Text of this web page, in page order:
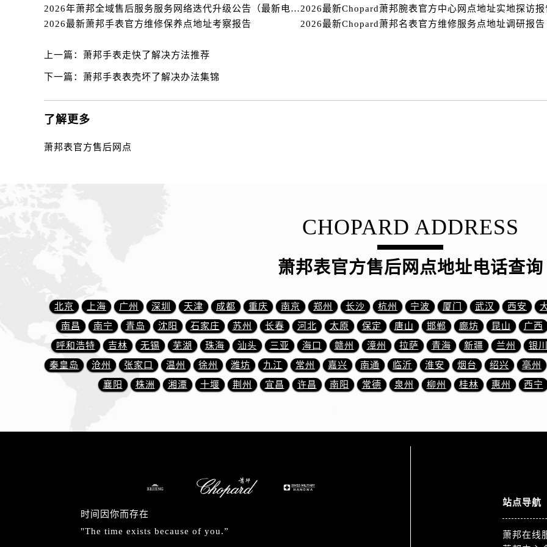
内蒙古自治区乌海市海勃湾区人民南路萧邦售后服务中心（需提前预约）
内蒙古自治区乌兰察布市集宁区恩和大街萧邦售后服务中心（需提前预约）
内蒙古自治区兴安盟市乌兰浩特市兴安大街萧邦售后服务中心（需提前预约）
山西省大同市平城区迎宾街萧邦售后服务中心（需提前预约）
山西省吕梁市离石区永宁中路与建设街交叉口萧邦售后服务中心（需提前预约）
山西省长治市潞州区英雄中路萧邦售后服务中心（需提前预约）
山西省太原市迎泽区迎泽街道解放路15号亨得利名表维修授权店3楼萧邦售后服务中心（需提前预约
天津市和平区赤峰道136号天津国际金融中心26层2603室萧邦售后服务中心（需提前预约）
安徽省安庆市迎江区人民路萧邦售后服务中心（需提前预约）
安徽省亳州市谯城区魏武大道萧邦售后服务中心（需提前预约）
安徽省池州市贵池区长江路萧邦售后服务中心（需提前预约）
安徽省滁州市琅琊区南谯北路萧邦售后服务中心（需提前预约）
安徽省阜阳市颍州区颍州北路萧邦售后服务中心（需提前预约）
安徽省淮北市相山区淮海路萧邦售后服务中心（需提前预约）
安徽省六安市金安区解放中路萧邦售后服务中心（需提前预约）
安徽省铜陵市铜官区石城大道萧邦售后服务中心（需提前预约）
安徽省芜湖市镜湖区中山路步行街萧邦售后服务中心（需提前预约）
安徽省宣城市宣州区叠嶂西路萧邦售后服务中心（需提前预约）
福建省龙岩市新罗区九一南路萧邦售后服务中心（需提前预约）
2026年萧邦全域售后服务服务网络迭代升级公告（最新电话及地址）2026最新Chopard萧邦腕表官方中心网点地址实地探访报
2026最新萧邦手表官方维修保养点地址考察报告
2026最新Chopard萧邦名表官方维修服务点地址调研报告
上一篇： 萧邦手表走快了解决方法推荐
下一篇： 萧邦手表表壳坏了解决办法集锦
了解更多
萧邦表官方售后网点
CHOPARD ADDRESS
萧邦表官方售后网点地址电话查询
北京 上海 广州 深圳 天津 成都 重庆 南京 郑州 长沙 杭州 宁波 厦门 武汉 西安
南昌
南宁 青岛 沈阳 石家庄 苏州 长春 河北 太原 保定 唐山 邯郸 廊坊 昆山
广西
呼和浩特
吉林 无锡 芜湖 珠海 汕头 三亚 海口 赣州 漳州 拉萨 青海 新疆 兰州
银
秦皇岛
沧州 张家口 温州 徐州 潍坊 九江 常州 嘉兴 南通 临沂 淮安 烟台 绍兴
亳州
襄阳
株洲 湘潭 十堰 荆州 宜昌 许昌 南阳 常德 泉州 柳州 桂林 惠州 西宁
时间因你而存在
"The time exists because of you.”
站点导航
萧邦在线